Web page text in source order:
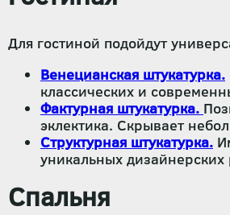
Для гостиной подойдут
Венецианская штукатурка.
классических и
Фактурная штукатурка.
эклектика. Скрывает
Структурная штукатурка.
уникальных
Спальня